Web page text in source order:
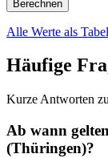
Berechnen
Alle Werte als
Häufige
Kurze Antworten
Ab wann
(Thüringen)?